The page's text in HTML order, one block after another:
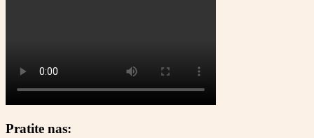
Pratite nas: